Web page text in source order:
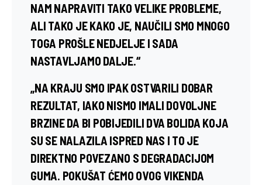
NAM NAPRAVITI TAKO VELIKE PROBLEME,
ALI TAKO JE KAKO JE, NAUČILI SMO MNOGO
TOGA PROŠLE NEDJELJE I SADA
NASTAVLJAMO DALJE.“
„NA KRAJU SMO IPAK OSTVARILI DOBAR
REZULTAT, IAKO NISMO IMALI DOVOLJNE
BRZINE DA BI POBIJEDILI DVA BOLIDA KOJA
SU SE NALAZILA ISPRED NAS I TO JE
DIREKTNO POVEZANO S DEGRADACIJOM
GUMA. POKUŠAT ĆEMO OVOG VIKENDA